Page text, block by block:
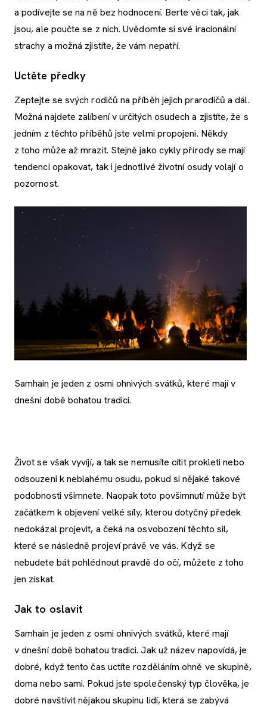
a podívejte se na ně bez hodnocení. Berte věci tak, jak
jsou, ale poučte se z nich. Uvědomte si své iracionální
strachy a možná zjistíte, že vám nepatří.
Uctěte předky
Zeptejte se svých rodičů na příběh jejich prarodičů a dál.
Možná najdete zalíbení v určitých osudech a zjistíte, že s
jedním z těchto příběhů jste velmi propojeni. Někdy
z toho může až mrazit. Stejně jako cykly přírody se mají
tendenci opakovat, tak i jednotlivé životní osudy volají o
pozornost.
Samhain je jeden z osmi ohnivých svátků, které mají v
dnešní době bohatou tradici.
Život se však vyvíjí, a tak se nemusíte cítit prokleti nebo
odsouzeni k neblahému osudu, pokud si nějaké takové
podobnosti všimnete. Naopak toto povšimnutí může být
začátkem k objevení velké síly, kterou dotyčný předek
nedokázal projevit, a čeká na osvobození těchto sil,
které se následně projeví právě ve vás. Když se
nebudete bát pohlédnout pravdě do očí, můžete z toho
jen získat.
Jak to oslavit
Samhain je jeden z osmi ohnivých svátků, které mají
v dnešní době bohatou tradici. Jak už název napovídá, je
dobré, když tento čas uctíte rozděláním ohně ve skupině,
doma nebo sami. Pokud jste společenský typ člověka, je
dobré navštívit nějakou skupinu lidí, která se zabývá